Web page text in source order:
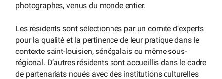
photographes, venus du monde entier.
Les résidents sont sélectionnés par un comité d’experts
pour la qualité et la pertinence de leur pratique dans le
contexte saint-louisien, sénégalais ou même sous-
régional. D’autres résidents sont accueillis dans le cadre
de partenariats noués avec des institutions culturelles